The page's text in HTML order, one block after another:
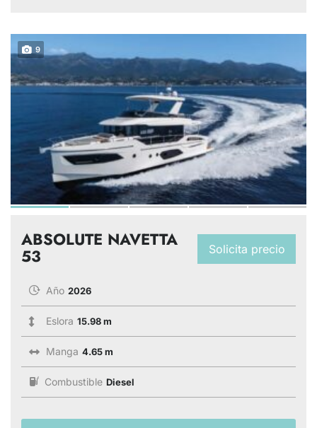
9
Solicita precio
ABSOLUTE NAVETTA
53
Año 2026
Eslora 15.98 m
Manga 4.65 m
Combustible Diesel